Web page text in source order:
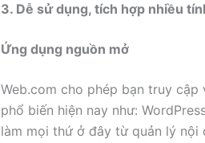
3. Dễ sử dụng, tích hợp nhiều
Ứng dụng nguồn mở
Web.com cho phép bạn truy
phổ biến hiện nay như:
làm mọi thứ ở đây từ quản lý nội